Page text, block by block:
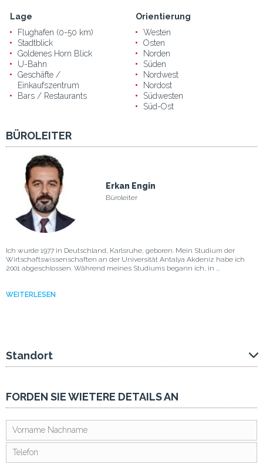
Lage
Flughafen (0-50 km)
Stadtblick
Goldenes Horn Blick
U-Bahn
Geschäfte /
Einkaufszentrum
Bars / Restaurants
Orientierung
Westen
Osten
Norden
Süden
Nordwest
Nordost
Südwesten
Süd-Ost
BÜROLEITER
Erkan Engin
Büroleiter
Ich wurde 1977 in Deutschland, Karlsruhe, geboren. Mein Studium der
Wirtschaftswissenschaften an der Universität Antalya Akdeniz habe ich
2001 abgeschlossen. Während meines Studiums begann ich, in ...
WEITERLESEN
Standort
FORDEN SIE WIETERE DETAILS AN